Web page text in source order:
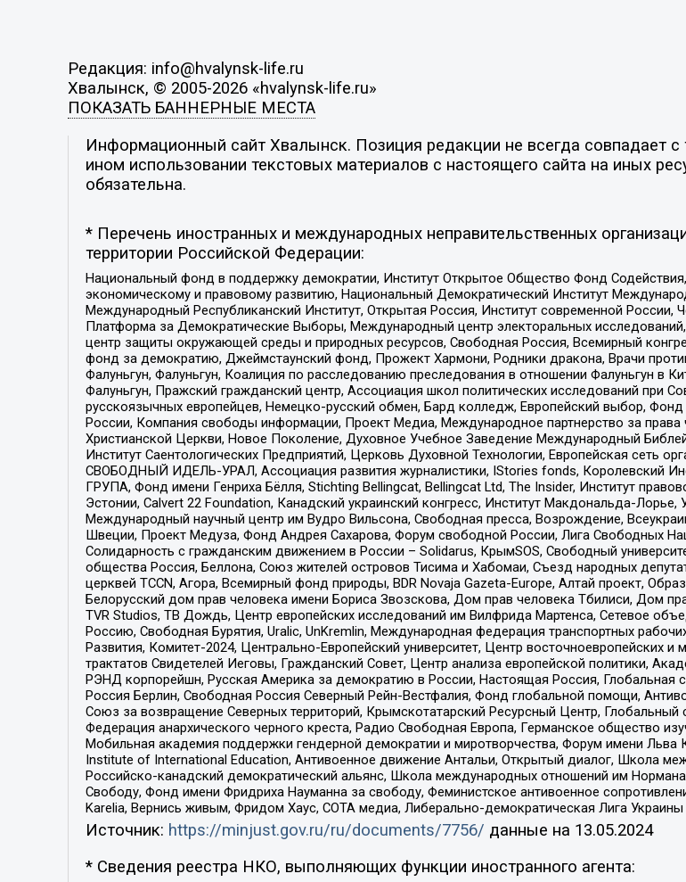
Редакция: info@hvalynsk-life.ru
Хвалынск, © 2005-2026 «hvalynsk-life.ru»
ПОКАЗАТЬ БАННЕРНЫЕ МЕСТА
Информационный сайт Хвалынск. Позиция редакции не всегда совпадает с
ином использовании текстовых материалов с настоящего сайта на иных
обязательна.
* Перечень иностранных и международных неправительственных
территории Российской Федерации:
Национальный фонд в поддержку демократии, Институт Открытое Общество Фонд
экономическому и правовому развитию, Национальный Демократический Институт
Международный Республиканский Институт, Открытая Россия, Институт современной России,
Платформа за Демократические Выборы, Международный центр электоральных
центр защиты окружающей среды и природных ресурсов, Свободная Россия, Всемирный
фонд за демократию, Джеймстаунский фонд, Прожект Хармони, Родники дракона, Врачи
Фалуньгун, Фалуньгун, Коалиция по расследованию преследования в отношении Фалуньгун в
Фалуньгун, Пражский гражданский центр, Ассоциация школ политических исследований при
русскоязычных европейцев, Немецко-русский обмен, Бард колледж, Европейский выбор,
России, Компания свободы информации, Проект Медиа, Международное партнерство за права
Христианской Церкви, Новое Поколение, Духовное Учебное Заведение Международный
Институт Саентологических Предприятий, Церковь Духовной Технологии, Европейская сеть
СВОБОДНЫЙ ИДЕЛЬ-УРАЛ, Ассоциация развития журналистики, IStories fonds, Королевский
ГРУПА, Фонд имени Генриха Бёлля, Stichting Bellingcat, Bellingcat Ltd, The Insider, Институт
Эстонии, Calvert 22 Foundation, Канадский украинский конгресс, Институт Макдональда-
Международный научный центр им Вудро Вильсона, Свободная пресса, Возрождение,
Швеции, Проект Медуза, Фонд Андрея Сахарова, Форум свободной России, Лига Свободных
Солидарность с гражданским движением в России – Solidarus, КрымSOS, Свободный
общества Россия, Беллона, Союз жителей островов Тисима и Хабомаи, Съезд народных
церквей TCCN, Агора, Всемирный фонд природы, BDR Novaja Gazeta-Europe, Алтай проект,
Белорусский дом прав человека имени Бориса Звозскова, Дом прав человека Тбилиси, Дом
TVR Studios, ТВ Дождь, Центр европейских исследований им Вилфрида Мартенса, Сетевое
Россию, Свободная Бурятия, Uralic, UnKremlin, Международная федерация транспортных
Развития, Комитет-2024, Центрально-Европейский университет, Центр
трактатов Свидетелей Иеговы, Гражданский Совет, Центр анализа европейской политики,
РЭНД корпорейшн, Русская Америка за демократию в России, Настоящая Россия, Глобальная
Россия Берлин, Свободная Россия Северный Рейн-Вестфалия, Фонд глобальной помощи,
Союз за возвращение Северных территорий, Крымскотатарский Ресурсный Центр,
Федерация анархического черного креста, Радио Свободная Европа, Германское общество
Мобильная академия поддержки гендерной демократии и миротворчества, Форум имени Льва
Institute of International Education, Антивоенное движение Антальи, Открытый диалог, Школа
Российско-канадский демократический альянс, Школа международных отношений им
Свободу, Фонд имени Фридриха Науманна за свободу, Феминистское антивоенное
Karelia, Вернись живым, Фридом Хаус, СОТА медиа, Либерально-демократическая Лига Украины
Источник: https://minjust.gov.ru/ru/documents/7756/ данные на 13.05.2024
* Сведения реестра НКО, выполняющих функции иностранного агента: